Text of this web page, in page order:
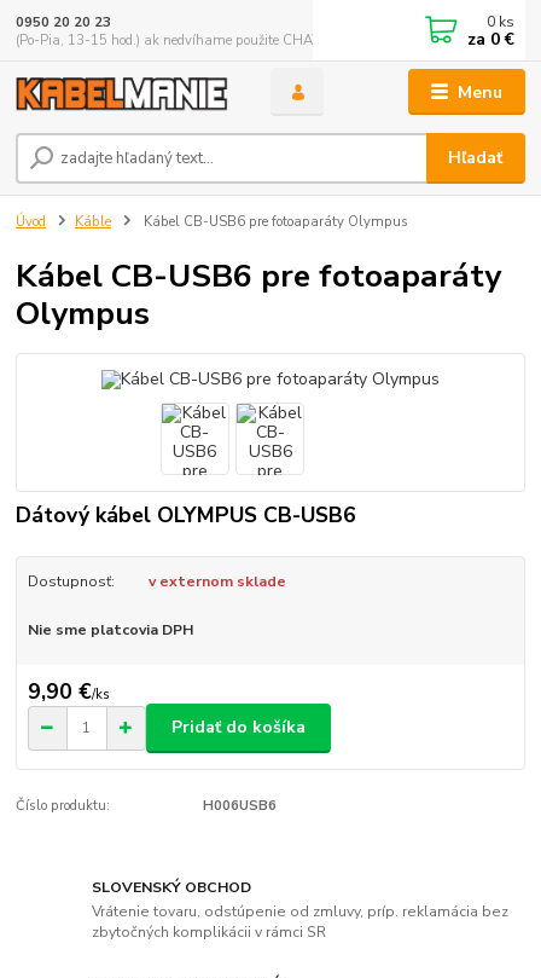
Menu
Hľadať
0950 20 20 23
(Po-Pia, 13-15 hod.) ak nedvíhame použite CHATBOX
0 ks
za 0 €
Úvod Káble Kábel CB-USB6 pre fotoaparáty Olympus
Kábel CB-USB6 pre fotoaparáty
Olympus
Dátový kábel OLYMPUS CB-USB6
Dostupnosť: v externom sklade
Nie sme platcovia DPH
9,90 €/ks
Pridať do košíka
Číslo produktu: H006USB6
SLOVENSKÝ OBCHOD
Vrátenie tovaru, odstúpenie od zmluvy, príp. reklamácia bez
zbytočných komplikácii v rámci SR